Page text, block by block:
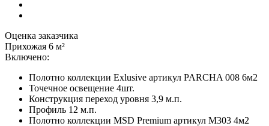
Оценка заказчика
Прихожая 6 м²
Включено:
Полотно коллекции Exlusive артикул PARCHA 008 6м2
Точечное освещение 4шт.
Конструкция переход уровня 3,9 м.п.
Профиль 12 м.п.
Полотно коллекции MSD Premium артикул М303 4м2